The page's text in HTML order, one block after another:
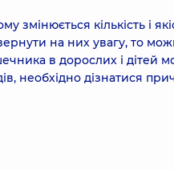
кількість і
на них увагу, то
в дорослих і дітей
необхідно дізнатися